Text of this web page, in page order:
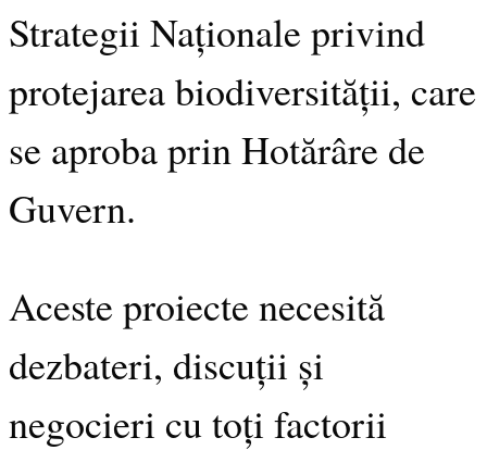
Strategii Naționale privind
protejarea biodiversității, care
se aproba prin Hotărâre de
Guvern.
Aceste proiecte necesită
dezbateri, discuții și
negocieri cu toți factorii